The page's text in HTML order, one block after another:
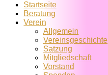
Startseite
Beratung
Verein
Allgemein
Vereins­geschichte
Satzung
Mitglied­schaft
Vorstand